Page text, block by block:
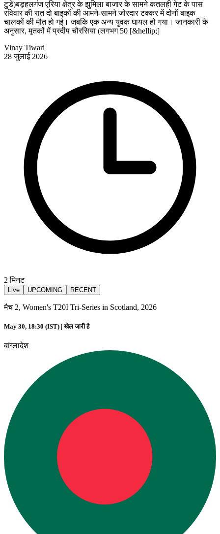
टुडे)बड़हलगंज एरिया क्षेत्र के झुमिला बाजार के सामने कतलही गेट के पास
रविवार की रात दो बाइकों की आमने-सामने जोरदार टक्कर में दोनों बाइक
चालकों की मौत हो गई। जबकि एक अन्य युवक घायल हो गया। जानकारी के
अनुसार, मृतकों में प्रदीप चौरसिया (लगभग 50 [&hellip;]
Vinay Tiwari
28 जुलाई 2026
2 मिनट
Live UPCOMING RECENT
मैच 2, Women's T20I Tri-Series in Scotland, 2026
May 30, 18:30 (IST) |खेल जारी है
बांग्लादेश